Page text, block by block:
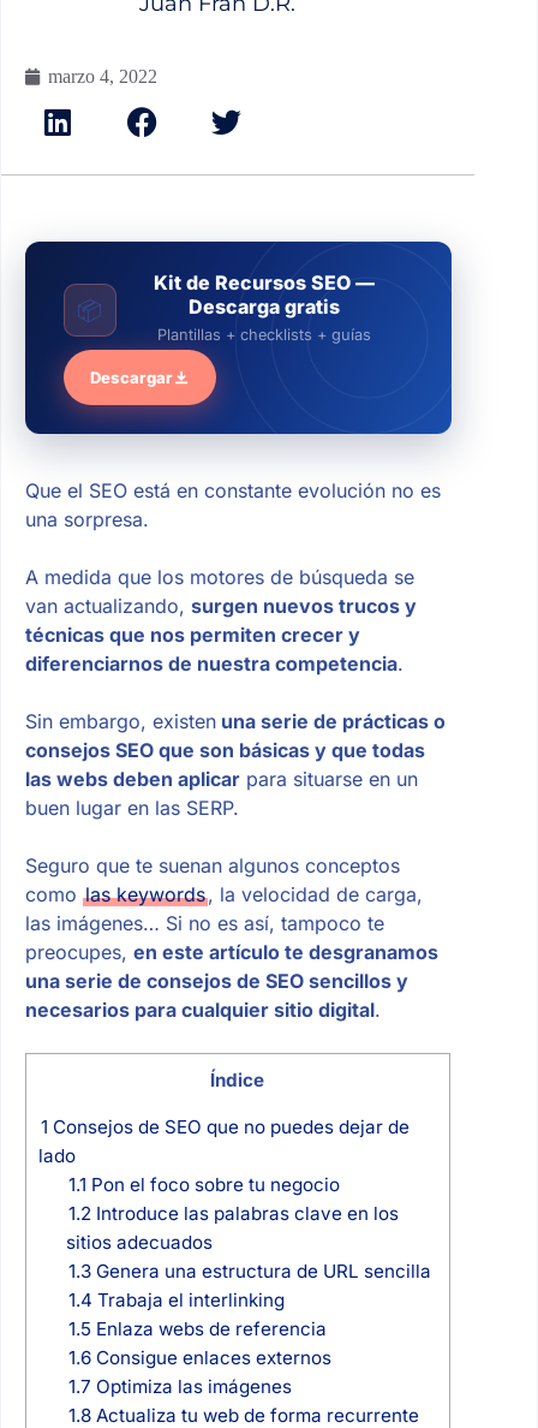
marzo 4, 2022
📦
Kit de Recursos SEO —
Descarga gratis
Plantillas + checklists + guías
Descargar
Que el SEO está en constante evolución no es
una sorpresa.
A medida que los motores de búsqueda se
van actualizando, surgen nuevos trucos y
técnicas que nos permiten crecer y
diferenciarnos de nuestra competencia.
Sin embargo, existenuna serie de prácticas o
consejos SEO que son básicas y que todas
las webs deben aplicarpara situarse en un
buen lugar en las SERP.
Seguro que te suenan algunos conceptos
como las keywords, la velocidad de carga,
las imágenes… Si no es así, tampoco te
preocupes, en este artículo te desgranamos
una serie de consejos de SEO sencillos y
necesarios para cualquier sitio digital.
Índice
1 Consejos de SEO que no puedes dejar de
lado
1.1 Pon el foco sobre tu negocio
1.2Introduce las palabras clave en los
sitios adecuados
1.3Genera una estructura de URL sencilla
1.4 Trabaja el interlinking
1.5 Enlaza webs de referencia
1.6Consigue enlaces externos
1.7 Optimiza las imágenes
1.8Actualiza tu web de forma recurrente